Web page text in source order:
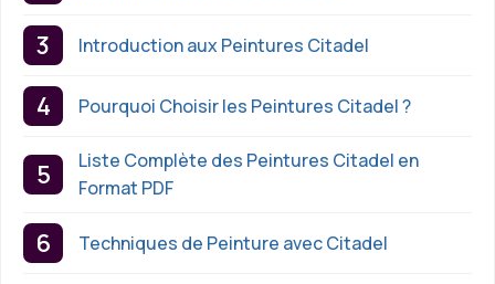
Introduction aux Peintures Citadel
Pourquoi Choisir les Peintures Citadel ?
Liste Complète des Peintures Citadel en
Format PDF
Techniques de Peinture avec Citadel